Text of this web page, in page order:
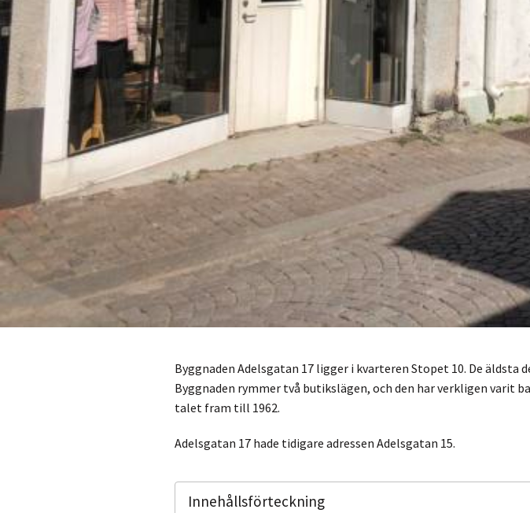
Byggnaden Adelsgatan 17 ligger i kvarteren Stopet 10. De
Byggnaden rymmer två butikslägen, och den har verkligen varit
talet fram till 1962.
Adelsgatan 17 hade tidigare adressen Adelsgatan 15.
Innehållsförteckning